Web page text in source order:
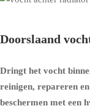
Doorslaand
Dringt het vocht
reinigen, repareren
beschermen met een